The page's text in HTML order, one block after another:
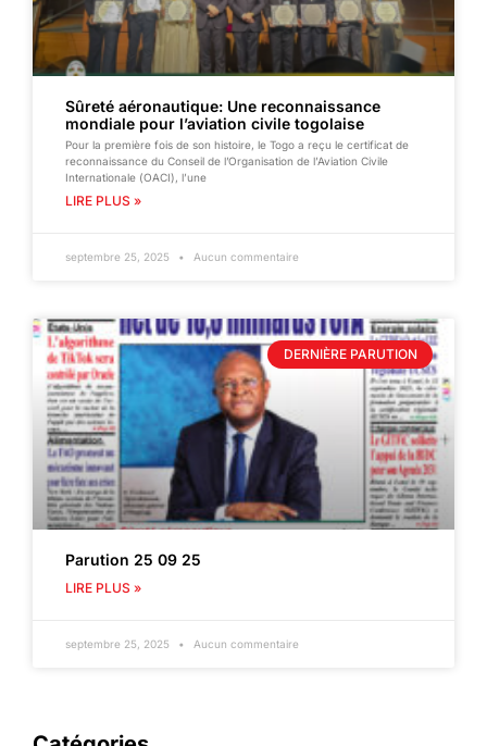
Sûreté aéronautique: Une reconnaissance
mondiale pour l’aviation civile togolaise
Pour la première fois de son histoire, le Togo a reçu le certificat de
reconnaissance du Conseil de l’Organisation de l’Aviation Civile
Internationale (OACI), l’une
LIRE PLUS »
septembre 25, 2025 Aucun commentaire
DERNIÈRE PARUTION
Parution 25 09 25
LIRE PLUS »
septembre 25, 2025 Aucun commentaire